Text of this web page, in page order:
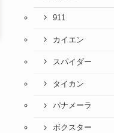
911
カイエン
スパイダー
タイカン
パナメーラ
ボクスター